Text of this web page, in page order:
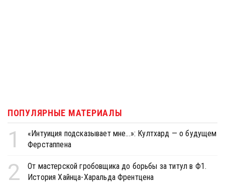
ПОПУЛЯРНЫЕ МАТЕРИАЛЫ
1
«Интуиция подсказывает мне...»: Култхард — о будущем
Ферстаппена
2
От мастерской гробовщика до борьбы за титул в Ф1.
История Хайнца-Харальда Френтцена